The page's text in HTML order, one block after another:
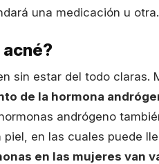
una medicación u otra.
sin estar del todo claras.
de la hormona
andrógeno
en las cuales puede
en las mujeres van